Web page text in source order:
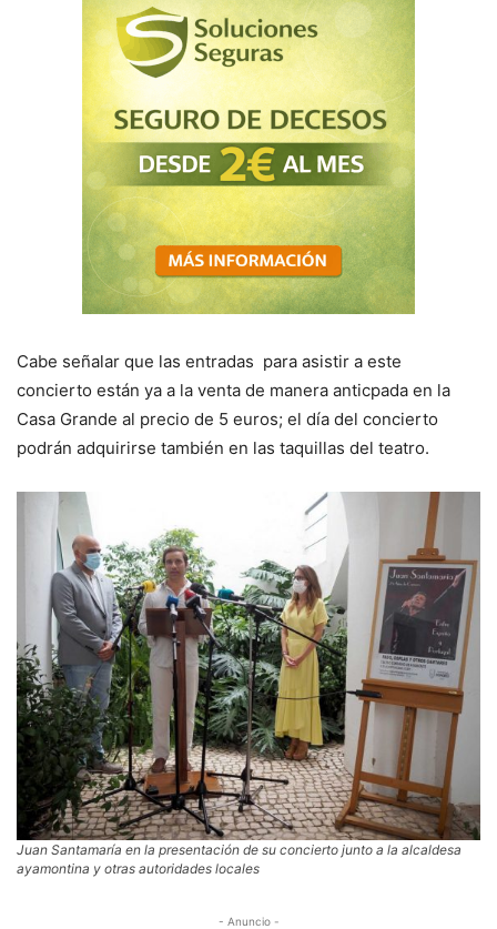
Cabe señalar que las entradas para asistir a este
concierto están ya a la venta de manera anticpada en la
Casa Grande al precio de 5 euros; el día del concierto
podrán adquirirse también en las taquillas del teatro.
Juan Santamaría en la presentación de su concierto junto a la alcaldesa
ayamontina y otras autoridades locales
- Anuncio -